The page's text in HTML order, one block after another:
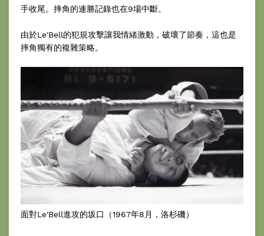
手收尾。摔角的連勝記錄也在9場中斷。
由於Le'Bell的犯規攻擊讓我情緒激動，破壞了節奏，這也是
摔角獨有的複雜策略。
面對Le'Bell進攻的坂口（1967年8月，洛杉磯）